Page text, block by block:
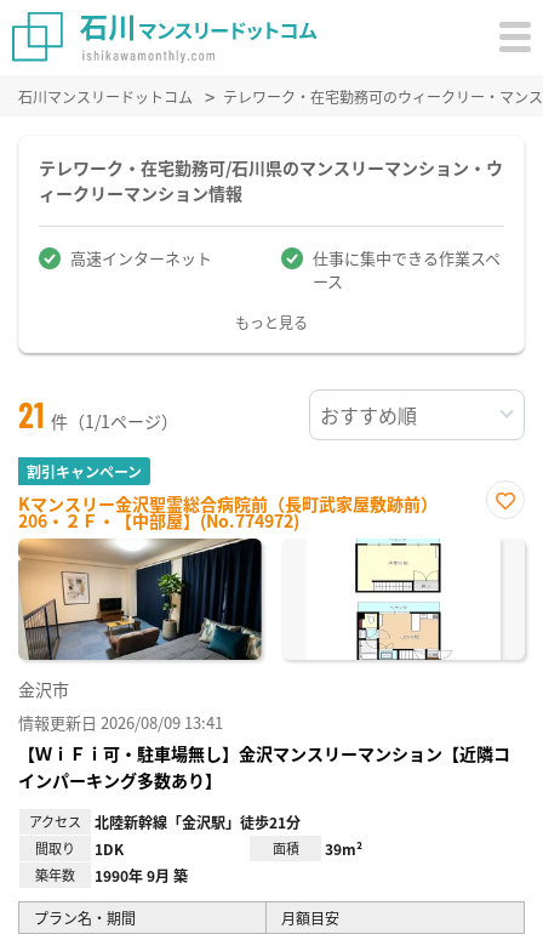
石川マンスリードットコム テレワーク・在宅勤務可のウィークリー・マン
テレワーク・在宅勤務可/石川県のマンスリーマンション・ウ
ィークリーマンション情報
高速インターネット
仕事に集中できる作業スペ
ース
もっと見る
21 件（1/1ページ）
割引キャンペーン
Kマンスリー金沢聖霊総合病院前（長町武家屋敷跡前）
206・２Ｆ・【中部屋】(No.774972)
に入
金沢市
情報更新日 2026/08/09 13:41
【ＷｉＦｉ可・駐車場無し】金沢マンスリーマンション【近隣コ
インパーキング多数あり】
アクセス 北陸新幹線「金沢駅」徒歩21分
間取り 1DK 面積 39m²
築年数 1990年 9月 築
プラン名・期間 月額目安